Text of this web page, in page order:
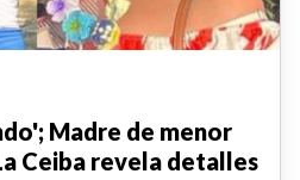
Madre de menor
Ceiba revela detalles